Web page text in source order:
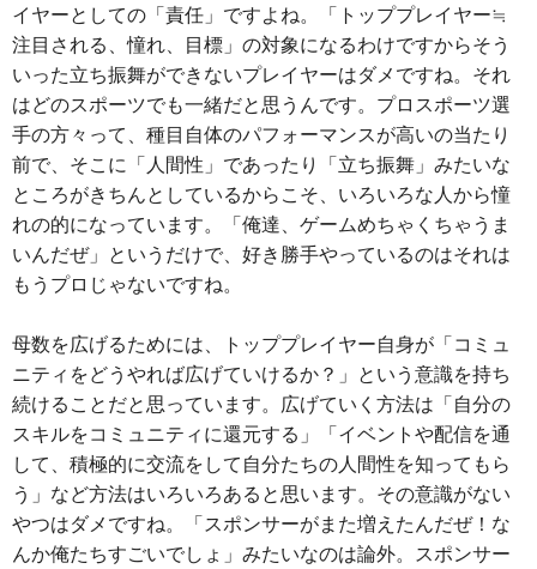
イヤーとしての「責任」ですよね。「トッププレイヤー≒
注目される、憧れ、目標」の対象になるわけですからそう
いった立ち振舞ができないプレイヤーはダメですね。それ
はどのスポーツでも一緒だと思うんです。プロスポーツ選
手の方々って、種目自体のパフォーマンスが高いの当たり
前で、そこに「人間性」であったり「立ち振舞」みたいな
ところがきちんとしているからこそ、いろいろな人から憧
れの的になっています。「俺達、ゲームめちゃくちゃうま
いんだぜ」というだけで、好き勝手やっているのはそれは
もうプロじゃないですね。
母数を広げるためには、トッププレイヤー自身が「コミュ
ニティをどうやれば広げていけるか？」という意識を持ち
続けることだと思っています。広げていく方法は「自分の
スキルをコミュニティに還元する」「イベントや配信を通
して、積極的に交流をして自分たちの人間性を知ってもら
う」など方法はいろいろあると思います。その意識がない
やつはダメですね。「スポンサーがまた増えたんだぜ！な
んか俺たちすごいでしょ」みたいなのは論外。スポンサー